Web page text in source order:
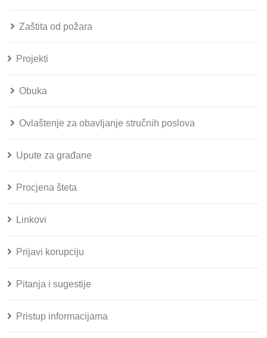
Zaštita od požara
Projekti
Obuka
Ovlaštenje za obavljanje stručnih poslova
Upute za građane
Procjena šteta
Linkovi
Prijavi korupciju
Pitanja i sugestije
Pristup informacijama